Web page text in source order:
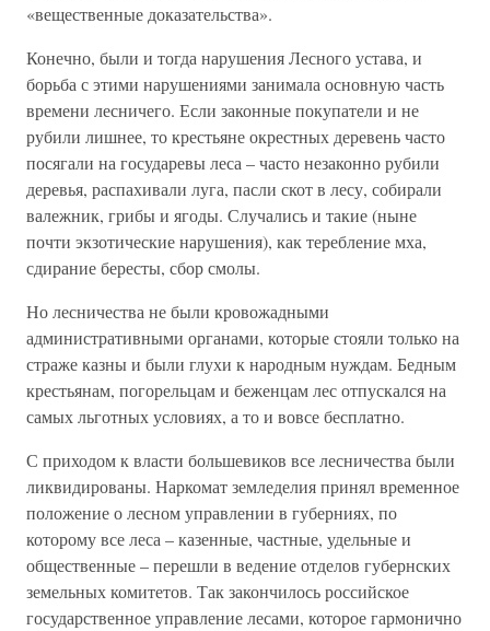
«вещественные доказательства».
Конечно, были и тогда нарушения Лесного устава, и
борьба с этими нарушениями занимала основную часть
времени лесничего. Если законные покупатели и не
рубили лишнее, то крестьяне окрестных деревень часто
посягали на государевы леса – часто незаконно рубили
деревья, распахивали луга, пасли скот в лесу, собирали
валежник, грибы и ягоды. Случались и такие (ныне
почти экзотические нарушения), как теребление мха,
сдирание бересты, сбор смолы.
Но лесничества не были кровожадными
административными органами, которые стояли только на
страже казны и были глухи к народным нуждам. Бедным
крестьянам, погорельцам и беженцам лес отпускался на
самых льготных условиях, а то и вовсе бесплатно.
С приходом к власти большевиков все лесничества были
ликвидированы. Наркомат земледелия принял временное
положение о лесном управлении в губерниях, по
которому все леса – казенные, частные, удельные и
общественные – перешли в ведение отделов губернских
земельных комитетов. Так закончилось российское
государственное управление лесами, которое гармонично